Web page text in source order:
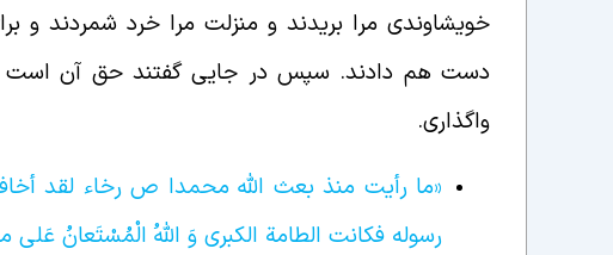
خویشاوندی مرا بریدند و منزلت مرا خرد شمردند و
دست هم دادند. سپس در جایی گفتند حق آن است
واگذاری.
«ما رأيت منذ بعث الله محمدا ص رخاء لقد
رسوله فكانت الطامة الكبرى وَ اللَّهُ الْمُسْتَعانُ عَلى‏